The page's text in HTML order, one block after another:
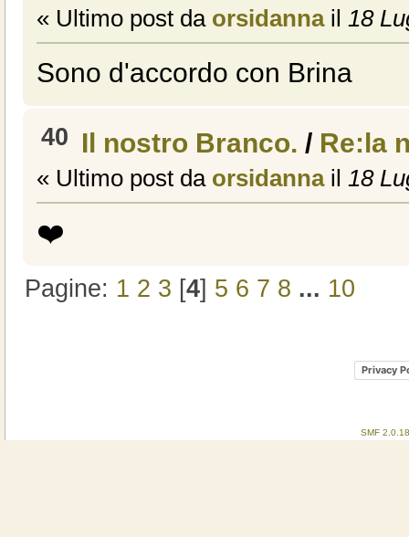
« Ultimo post da orsidanna il 18
Sono d'accordo con Brina
40 Il nostro Branco. / Re:la
« Ultimo post da orsidanna il 18
❤️
Pagine: 1 2 3 [4] 5 6 7 8 ... 10
Privacy
SMF 2.0.18